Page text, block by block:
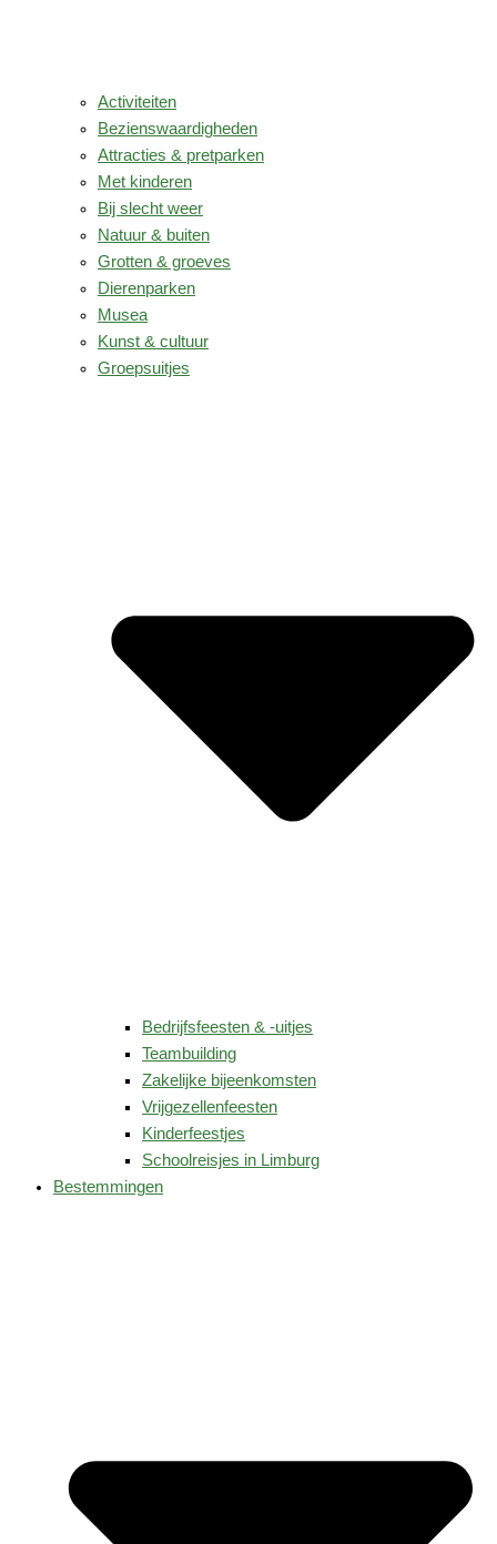
Activiteiten
Bezienswaardigheden
Attracties & pretparken
Met kinderen
Bij slecht weer
Natuur & buiten
Grotten & groeves
Dierenparken
Musea
Kunst & cultuur
Groepsuitjes
Bedrijfsfeesten & -uitjes
Teambuilding
Zakelijke bijeenkomsten
Vrijgezellenfeesten
Kinderfeestjes
Schoolreisjes in Limburg
Bestemmingen